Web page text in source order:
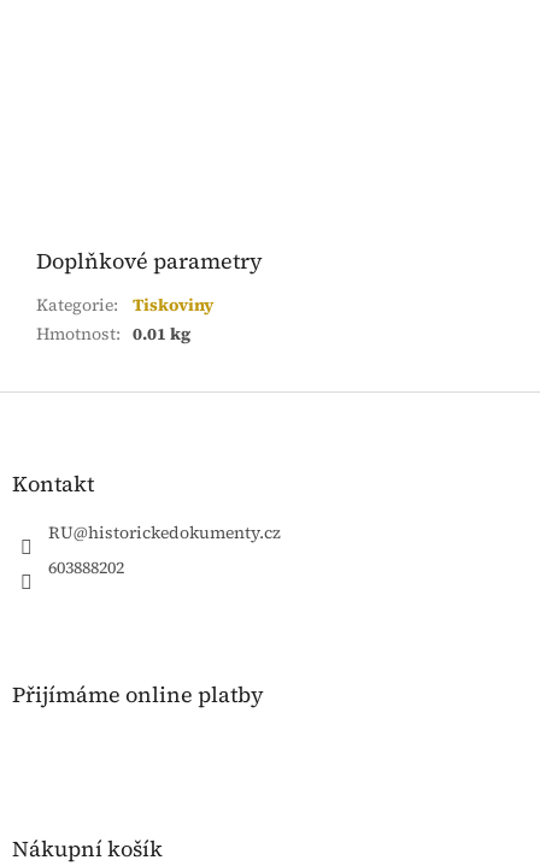
Doplňkové parametry
Kategorie:
Tiskoviny
Hmotnost: 0.01 kg
Z
Kontakt
RU@historickedokumenty.cz
603888202
Přijímáme online platby
Nákupní košík